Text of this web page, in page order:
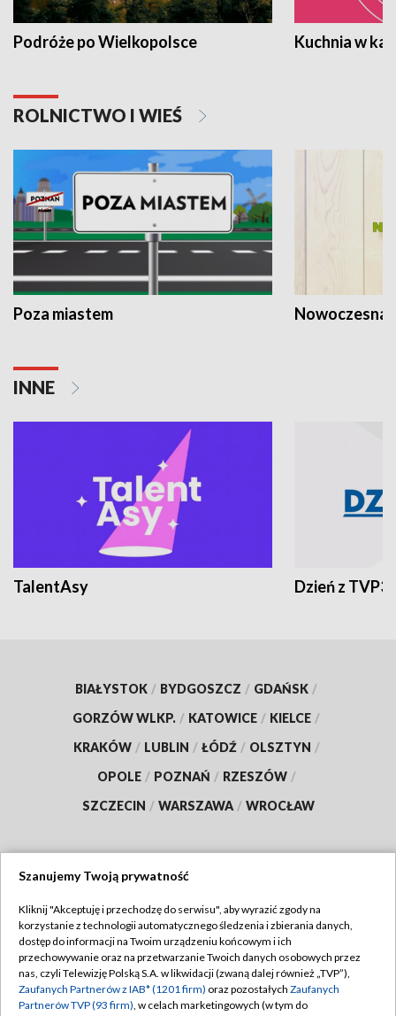
Podróże po Wielkopolsce Kuchnia w
ROLNICTWO I WIEŚ
Poza miastem Nowoczesna
INNE
TalentAsy Dzień z TVP3
BIAŁYSTOK / BYDGOSZCZ / GDAŃSK /
GORZÓW WLKP. / KATOWICE / KIELCE /
KRAKÓW / LUBLIN / ŁÓDŹ / OLSZTYN /
OPOLE / POZNAŃ / RZESZÓW /
SZCZECIN / WARSZAWA / WROCŁAW
TVP
Abonament TVP
Emisja w TVP
Regulamin TVP
Polityka prywatności
Szanujemy Twoją prywatność
Kliknij "Akceptuję i przechodzę do serwisu", aby wyrazić zgody na
korzystanie z technologii automatycznego śledzenia i zbierania danych,
dostęp do informacji na Twoim urządzeniu końcowym i ich
przechowywanie oraz na przetwarzanie Twoich danych osobowych przez
nas, czyli Telewizję Polską S.A. w likwidacji (zwaną dalej również „TVP”),
Zaufanych Partnerów z IAB* (1201 firm) oraz pozostałych Zaufanych
Partnerów TVP (93 firm), w celach marketingowych (w tym do